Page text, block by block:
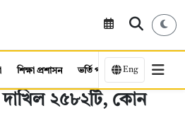
শিক্ষা প্রশাসন ভর্তি পরীক্ষা কর্মসংস্থান
Eng
২৫৮২টি, কোন